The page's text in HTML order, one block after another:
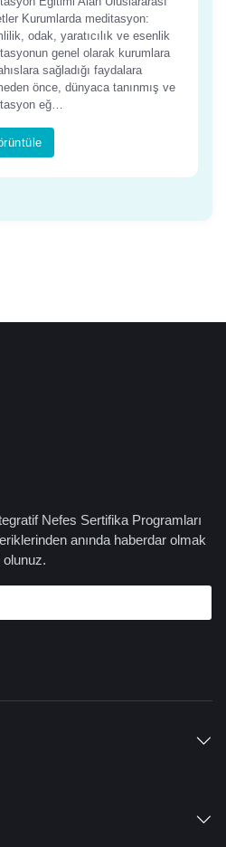
Kurumlarda meditasyon:
odak, yaratıcılık ve esenlik
genel olarak kurumlara
sağladığı faydalara
önce, dünyaca tanınmış ve
eğ…
Nefes Sertifika Programları
anında haberdar olmak